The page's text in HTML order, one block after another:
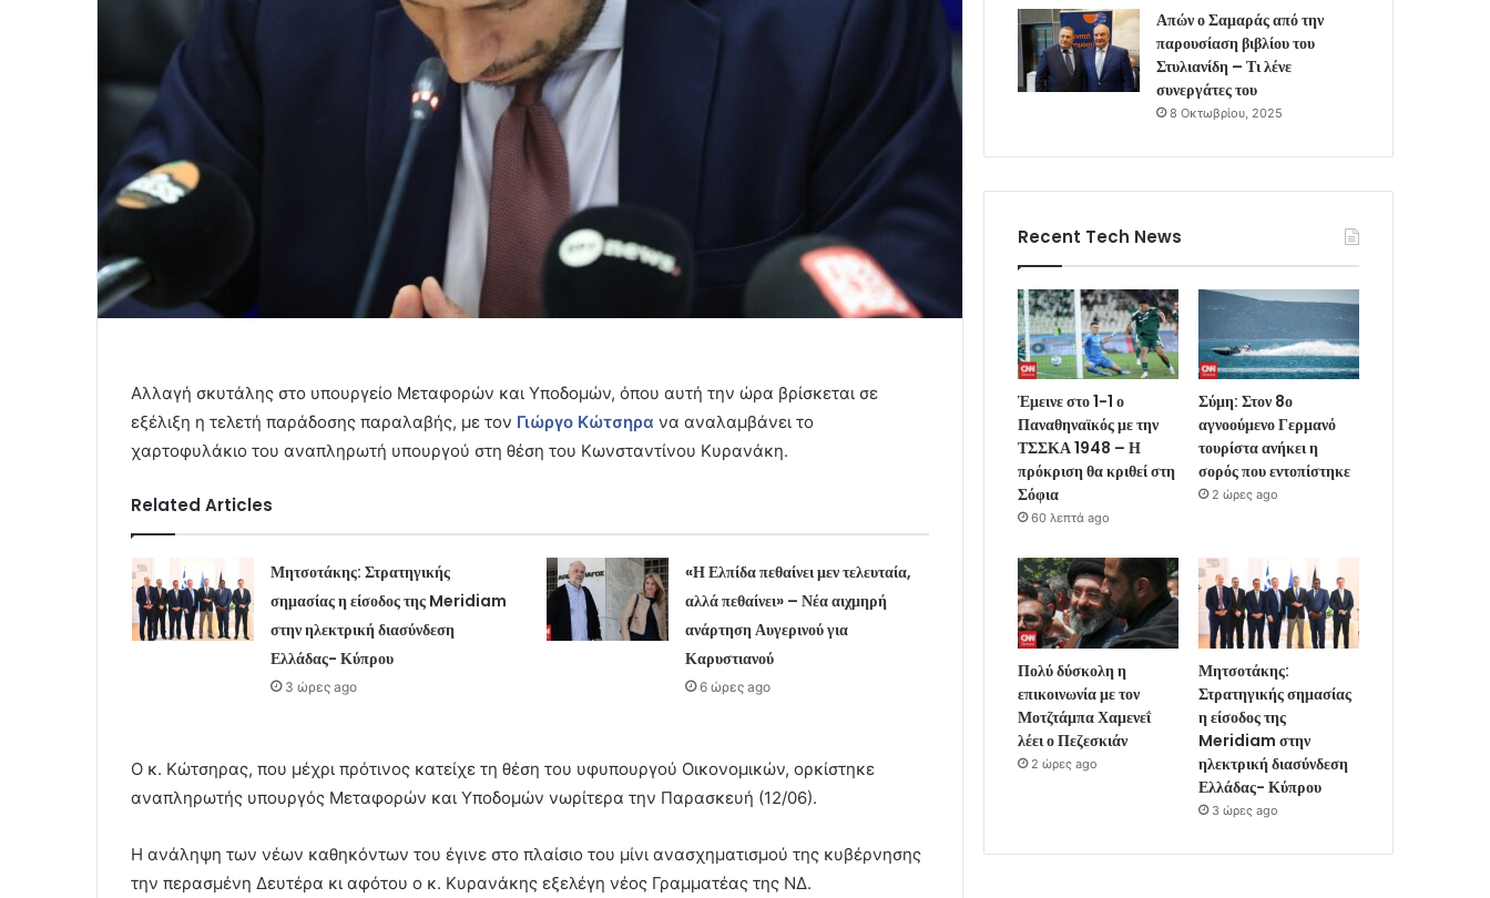
Αλλαγή σκυτάλης στο υπουργείο Μεταφορών και Υποδομών, όπου αυτή την ώρα βρίσκεται σε
εξέλιξη η τελετή παράδοσης παραλαβής, με τον Γιώργο Κώτσηρα να αναλαμβάνει το
χαρτοφυλάκιο του αναπληρωτή υπουργού στη θέση του Κωνσταντίνου Κυρανάκη.
Related Articles
Μητσοτάκης: Στρατηγικής
σημασίας η είσοδος της Meridiam
στην ηλεκτρική διασύνδεση
Ελλάδας- Κύπρου
3 ώρες ago
«Η Ελπίδα πεθαίνει μεν τελευταία,
αλλά πεθαίνει» – Νέα αιχμηρή
ανάρτηση Αυγερινού για
Καρυστιανού
6 ώρες ago
Ο κ. Κώτσηρας, που μέχρι πρότινος κατείχε τη θέση του υφυπουργού Οικονομικών, ορκίστηκε
αναπληρωτής υπουργός Μεταφορών και Υποδομών νωρίτερα την Παρασκευή (12/06).
Η ανάληψη των νέων καθηκόντων του έγινε στο πλαίσιο του μίνι ανασχηματισμού της κυβέρνησης
την περασμένη Δευτέρα κι αφότου ο κ. Κυρανάκης εξελέγη νέος Γραμματέας της ΝΔ.
Απών ο Σαμαράς από την
παρουσίαση βιβλίου του
Στυλιανίδη – Τι λένε
συνεργάτες του
8 Οκτωβρίου, 2025
Recent Tech News
Έμεινε στο 1-1 ο
Παναθηναϊκός με την
ΤΣΣΚΑ 1948 – Η
πρόκριση θα κριθεί στη
Σόφια
60 λεπτά ago
Σύμη: Στον 8ο
αγνοούμενο Γερμανό
τουρίστα ανήκει η
σορός που εντοπίστηκε
2 ώρες ago
Πολύ δύσκολη η
επικοινωνία με τον
Μοτζτάμπα Χαμενεΐ
λέει ο Πεζεσκιάν
2 ώρες ago
Μητσοτάκης:
Στρατηγικής σημασίας
η είσοδος της
Meridiam στην
ηλεκτρική διασύνδεση
Ελλάδας- Κύπρου
3 ώρες ago